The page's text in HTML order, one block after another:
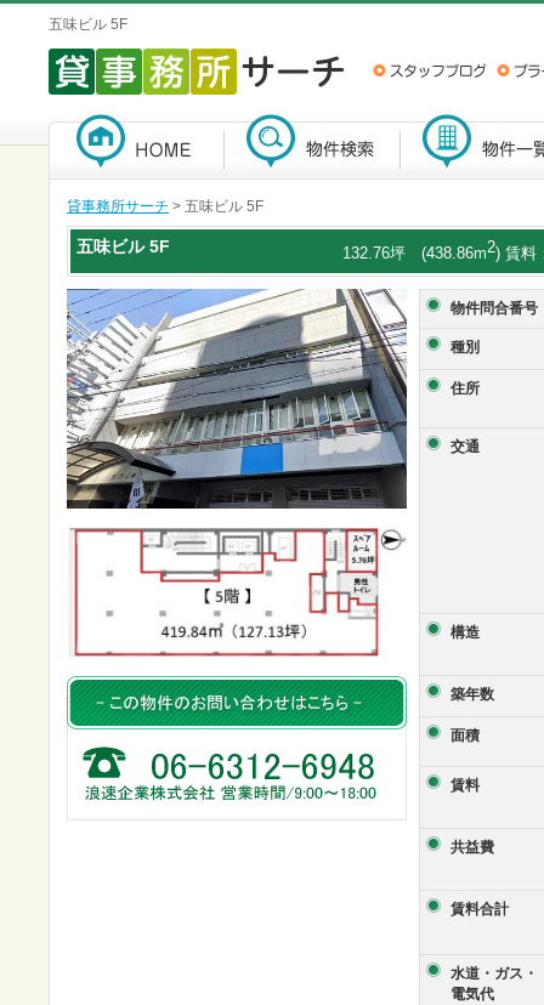
五味ビル 5F
貸事務所サーチ > 五味ビル 5F
五味ビル5F 132.76坪 (438.86m2) 賃料
物件問合番号
種別
住所
交通
構造
築年数
面積
賃料
共益費
賃料合計
水道・ガス・
電気代